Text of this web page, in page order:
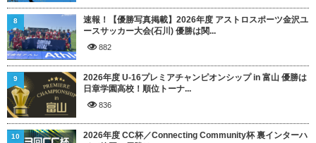
速報！【優勝写真掲載】2026年度 アストロスポーツ金沢ユ
ースサッカー大会(石川) 優勝は関...
882
8
2026年度 U-16プレミアチャンピオンシップ in 富山 優勝は
日章学園高校！順位トーナ...
836
9
2026年度 CC杯／Connecting Community杯 裏インターハ
10